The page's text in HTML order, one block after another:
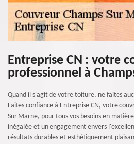
Entreprise CN : votre
professionnel à
Quand il s'agit de votre toiture, ne faites
Faites confiance à Entreprise CN, votre
Sur Marne, pour tous vos besoins en
inégalée et un engagement envers
résultats durables et esthétiquement